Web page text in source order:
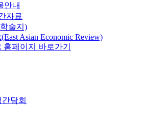
안내
자료
술지)
Asian Economic Review)
홈페이지 바로가기
담회